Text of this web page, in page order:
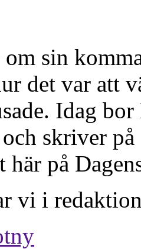
sin
det var att
Idag
och skriver
här på
vi i